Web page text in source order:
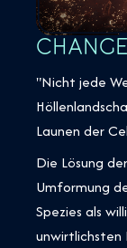
"Nicht jede
Launen der
Die Lösung
Umformung
Spezies als
unwirtlichsten